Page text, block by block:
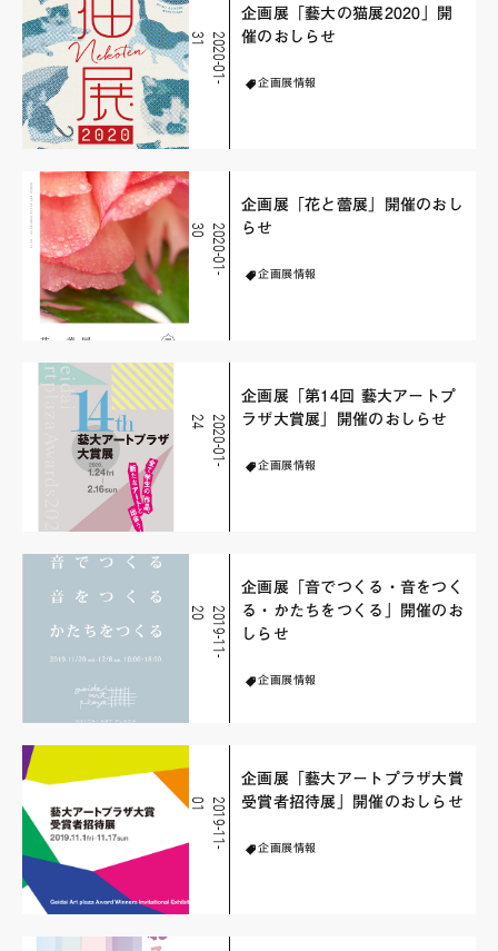
2
0
2
0
-
0
1
-
3
1
企画展「藝大の猫展2020」開
催のおしらせ
企画展情報
2
0
2
0
-
0
1
-
3
0
企画展「花と蕾展」開催のおし
らせ
企画展情報
2
0
2
0
-
0
1
-
2
4
企画展「第14回 藝大アートプ
ラザ大賞展」開催のおしらせ
企画展情報
2
0
1
9
-
1
1
-
2
0
企画展「音でつくる・音をつく
る・かたちをつくる」開催のお
しらせ
企画展情報
2
0
1
9
-
1
1
-
0
1
企画展「藝大アートプラザ大賞
受賞者招待展」開催のおしらせ
企画展情報